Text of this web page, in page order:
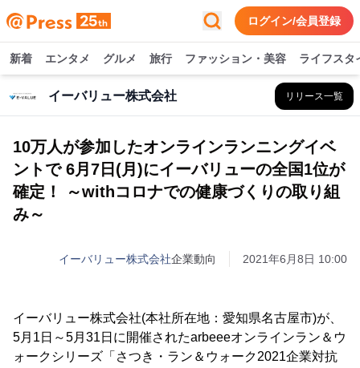
ログイン/会員登録
新着 エンタメ グルメ 旅行 ファッション・美容 ライフスタ
イーバリュー株式会社 リリース一覧
10万人が参加したオンラインランニングイベ
ントで 6月7日(月)にイーバリューの全国1位が
確定！ ～withコロナでの健康づくりの取り組
み～
イーバリュー株式会社企業動向 2021年6月8日 10:00
イーバリュー株式会社(本社所在地：愛知県名古屋市)が、
5月1日～5月31日に開催されたarbeeeオンラインラン＆ウ
ォークシリーズ「さつき・ラン＆ウォーク2021企業対抗